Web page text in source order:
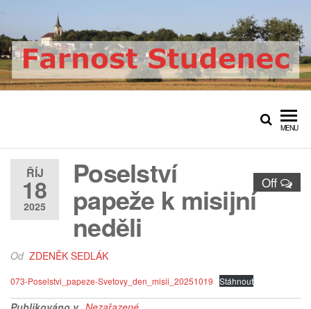
obsah
Farnost StudenecOficiální web římskokatolické
farnosti Studenec
MENU
ŘÍJ
18
2025
Off
Poselství
papeže k misijní
neděli
Od ZDENĚK SEDLÁK
073-Poselstvi_papeze-Svetovy_den_misii_20251019 Stáhnout